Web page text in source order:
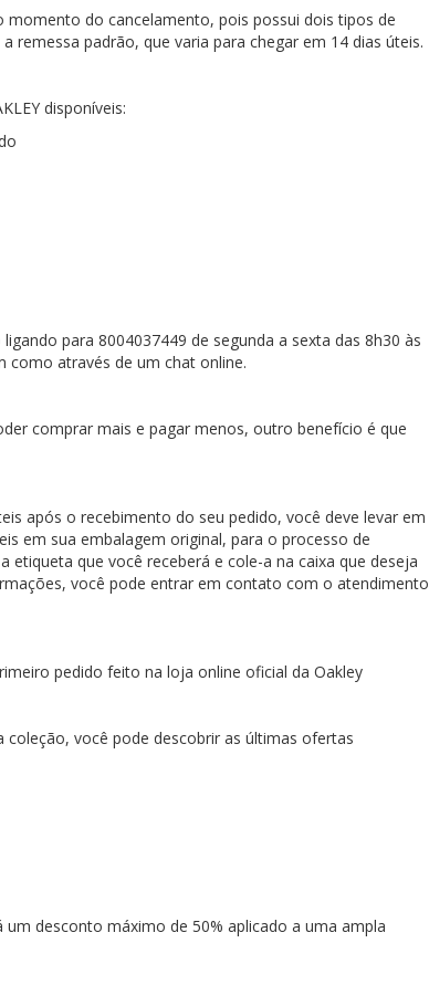
do cancelamento, pois possui dois tipos de
remessa padrão, que varia para chegar em 14 dias úteis.
disponíveis:
para 8004037449 de segunda a sexta das 8h30 às
como através de um chat online.
comprar mais e pagar menos, outro benefício é que
após o recebimento do seu pedido, você deve levar em
​​em sua embalagem original, para o processo de
que você receberá e cole-a na caixa que deseja
você pode entrar em contato com o atendimento
pedido feito na loja online oficial da Oakley
você pode descobrir as últimas ofertas
desconto máximo de 50% aplicado a uma ampla